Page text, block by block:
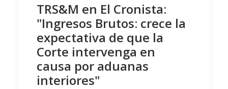
TRS&M en El Cronista:
"Ingresos Brutos: crece la
expectativa de que la
Corte intervenga en
causa por aduanas
interiores"